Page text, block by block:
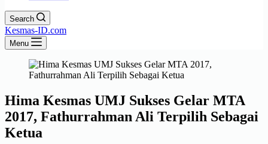
Search
Kesmas-ID.com
Menu
Hima Kesmas UMJ Sukses Gelar MTA
2017, Fathurrahman Ali Terpilih Sebagai
Ketua